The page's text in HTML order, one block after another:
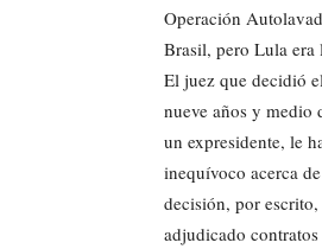
Operación
Brasil, pero Lula era
El juez que decidió
nueve años y medio
un expresidente, le
inequívoco acerca
decisión, por
adjudicado